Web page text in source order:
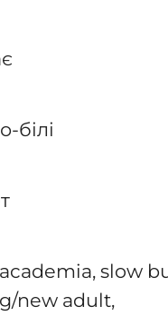
білі
slow
new adult,